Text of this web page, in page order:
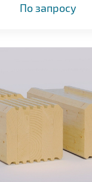
По запросу